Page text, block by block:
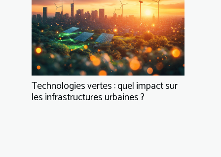
Technologies vertes : quel impact sur
les infrastructures urbaines ?